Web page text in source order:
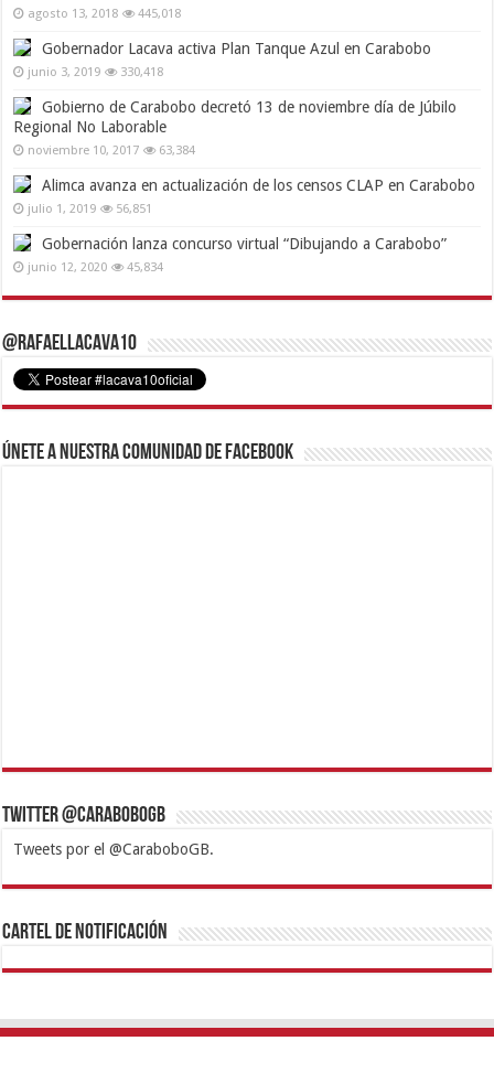
agosto 13, 2018 445,018
Gobernador Lacava activa Plan Tanque Azul en Carabobo
junio 3, 2019 330,418
Gobierno de Carabobo decretó 13 de noviembre día de Júbilo
Regional No Laborable
noviembre 10, 2017 63,384
Alimca avanza en actualización de los censos CLAP en Carabobo
julio 1, 2019 56,851
Gobernación lanza concurso virtual “Dibujando a Carabobo”
junio 12, 2020 45,834
@RafaelLacava10
Únete a nuestra comunidad de Facebook
Twitter @CaraboboGB
Tweets por el @CaraboboGB.
1xbetBetturkeyBetistKralbetSupertotobetTipobetMatadorbetMariobet
https://mvbcasino.com/
Cartel de Notificación